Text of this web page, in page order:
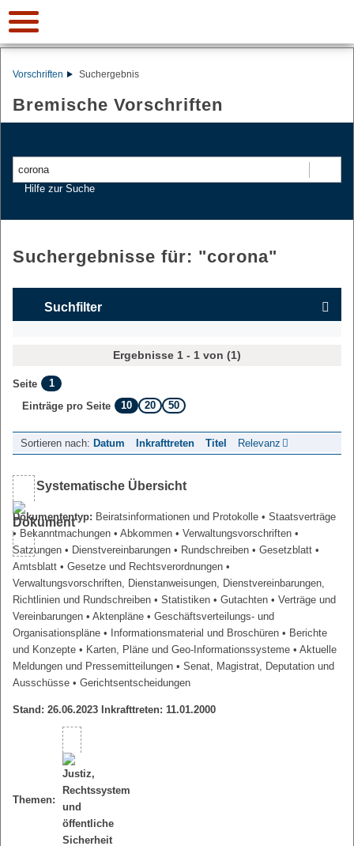
Vorschriften Suchergebnis
Bremische Vorschriften
Hilfe zur Suche
Suchergebnisse für: "corona"
Suchfilter
Ergebnisse 1 - 1 von (1)
Seite
1
Einträge pro Seite
10 20 50
Sortieren nach: Datum Inkrafttreten Titel Relevanz
Systematische Übersicht
Dokumententyp: Beiratsinformationen und Protokolle • Staatsverträge
• Bekanntmachungen • Abkommen • Verwaltungsvorschriften •
Satzungen • Dienstvereinbarungen • Rundschreiben • Gesetzblatt •
Amtsblatt • Gesetze und Rechtsverordnungen •
Verwaltungsvorschriften, Dienstanweisungen, Dienstvereinbarungen,
Richtlinien und Rundschreiben • Statistiken • Gutachten • Verträge und
Vereinbarungen • Aktenpläne • Geschäftsverteilungs- und
Organisationspläne • Informationsmaterial und Broschüren • Berichte
und Konzepte • Karten, Pläne und Geo-Informationssysteme • Aktuelle
Meldungen und Pressemitteilungen • Senat, Magistrat, Deputation und
Ausschüsse • Gerichtsentscheidungen
Stand: 26.06.2023 Inkrafttreten: 11.01.2000
Themen: